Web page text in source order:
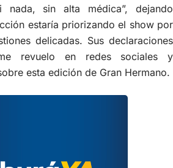
nada, sin alta médica”, dejando
estaría priorizando el show por
delicadas. Sus declaraciones
revuelo en redes sociales y
esta edición de Gran Hermano.